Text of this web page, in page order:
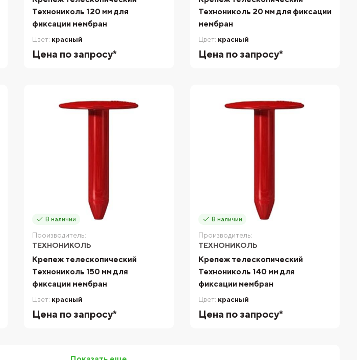
Технониколь 120 мм для
фиксации мембран
Цвет: красный
Цена по запросу*
Технониколь 20 мм для фиксации
мембран
Цвет: красный
Цена по запросу*
В наличии
Производитель:
ТЕХНОНИКОЛЬ
Крепеж телескопический
Технониколь 150 мм для
фиксации мембран
Цвет: красный
Цена по запросу*
В наличии
Производитель:
ТЕХНОНИКОЛЬ
Крепеж телескопический
Технониколь 140 мм для
фиксации мембран
Цвет: красный
Цена по запросу*